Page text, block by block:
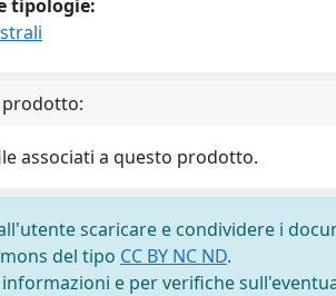
tipologie:
prodotto:
associati a questo prodotto.
scaricare e condividere i
del tipo CC BY NC ND.
e per verifiche